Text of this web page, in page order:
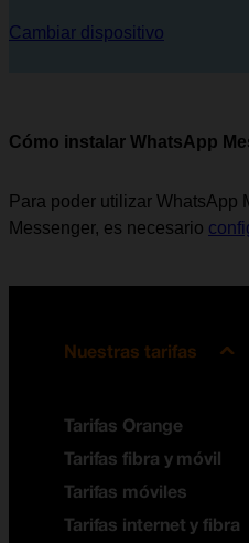
Cambiar dispositivo
Cómo instalar WhatsApp
Para poder utilizar WhatsApp
Messenger, es necesario
Nuestras tarifas
Tarifas Orange
Tarifas fibra y móvil
Tarifas móviles
Tarifas internet y fibra